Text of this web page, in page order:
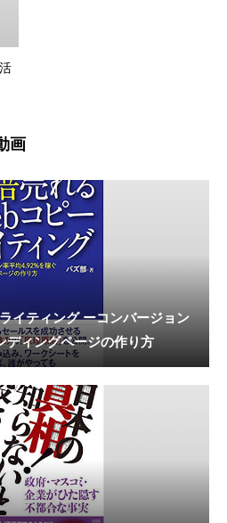
画
イティング ーコンバージョン
ディングページの作り方